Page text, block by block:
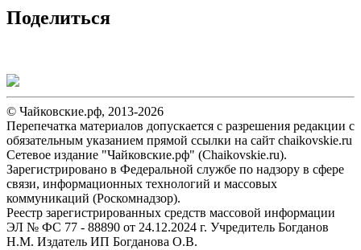
Поделиться
© Чайковские.рф, 2013-2026
Перепечатка материалов допускается с разрешения редакции с
обязательным указанием прямой ссылки на сайт chaikovskie.ru
Сетевое издание "Чайковские.рф" (Chaikovskie.ru).
Зарегистрировано в Федеральной службе по надзору в сфере
связи, информационных технологий и массовых
коммуникаций (Роскомнадзор).
Реестр зарегистрированных средств массовой информации
ЭЛ № ФС 77 - 88890 от 24.12.2024 г. Учредитель Богданов
Н.М. Издатель ИП Богданова О.В.